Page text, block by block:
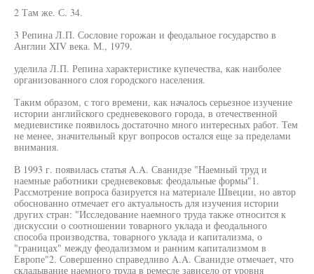
2 Там же. С. 34.
3 Репина Л.П. Сословие горожан и феодальное государство в
Англии XIV века. М., 1979.
уделила Л.П. Репина характеристике купечества, как наиболее
организованного слоя городского населения.
Таким образом, с того времени, как началось серьезное изучение
истории английского средневекового города, в отечественной
медиевистике появилось достаточно много интересных работ. Тем
не менее, значительный круг вопросов остался еще за пределами
внимания.
В 1993 г. появилась статья A.A. Сванидзе "Наемный труд и
наемные работники средневековья: феодальные формы"1.
Рассмотрение вопроса базируется на материале Швеции, но автор
обоснованно отмечает его актуальность для изучения истории
других стран: "Исследование наемного труда также относится к
дискуссии о соотношении товарного уклада и феодального
способа производства, товарного уклада и капитализма, о
"границах" между феодализмом и ранним капитализмом в
Европе"2. Совершенно справедливо A.A. Сванидзе отмечает, что
складывание наемного труда в ремесле зависело от уровня